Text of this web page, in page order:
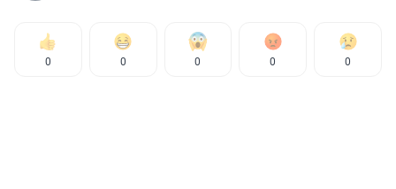
0 0 0 0 0